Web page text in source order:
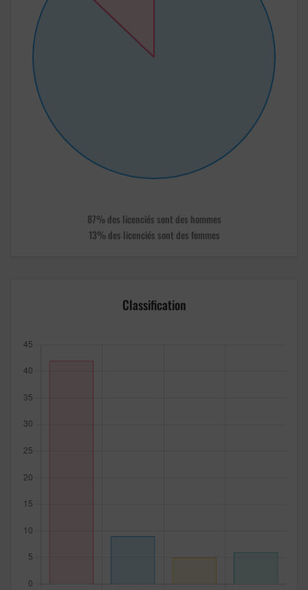
87% des licenciés sont des hommes
13% des licenciés sont des femmes
Classification